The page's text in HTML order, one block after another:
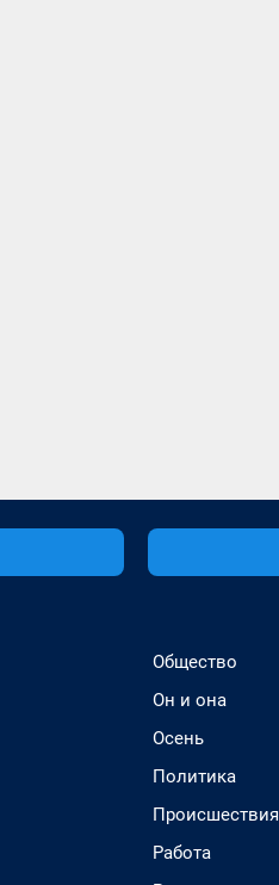
Общество
Он и она
Осень
Политика
Происшествия
Работа